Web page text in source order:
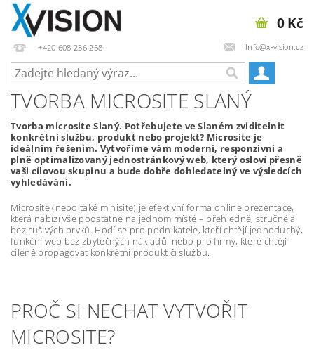
+420 608 236 258 Info@x-vision.cz
0 Kč
TVORBA MICROSITE SLANÝ
Tvorba microsite Slaný. Potřebujete ve Slaném zviditelnit
konkrétní službu, produkt nebo projekt? Microsite je
ideálním řešením. Vytvoříme vám moderní, responzivní a
plně optimalizovaný jednostránkový web, který osloví přesně
vaši cílovou skupinu a bude dobře dohledatelný ve výsledcích
vyhledávání.
Microsite (nebo také minisite) je efektivní forma online prezentace,
která nabízí vše podstatné na jednom místě – přehledně, stručně a
bez rušivých prvků. Hodí se pro podnikatele, kteří chtějí jednoduchý,
funkční web bez zbytečných nákladů, nebo pro firmy, které chtějí
cíleně propagovat konkrétní produkt či službu.
PROČ SI NECHAT VYTVOŘIT
MICROSITE?